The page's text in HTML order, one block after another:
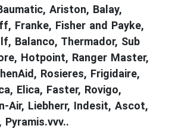
Ariston, Balay,
Franke, Fisher and Payke,
Balanco, Thermador, Sub
Hotpoint, Ranger Master,
Rosieres, Frigidaire,
Elica, Faster, Rovigo,
Air, Liebherr, Indesit, Ascot,
Pyramis.vvv..